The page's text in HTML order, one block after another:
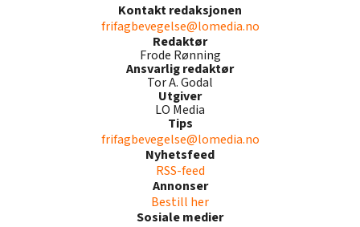
Kontakt redaksjonen
frifagbevegelse@lomedia.no
Redaktør
Frode Rønning
Ansvarlig redaktør
Tor A. Godal
Utgiver
LO Media
Tips
frifagbevegelse@lomedia.no
Nyhetsfeed
RSS-feed
Annonser
Bestill her
Sosiale medier